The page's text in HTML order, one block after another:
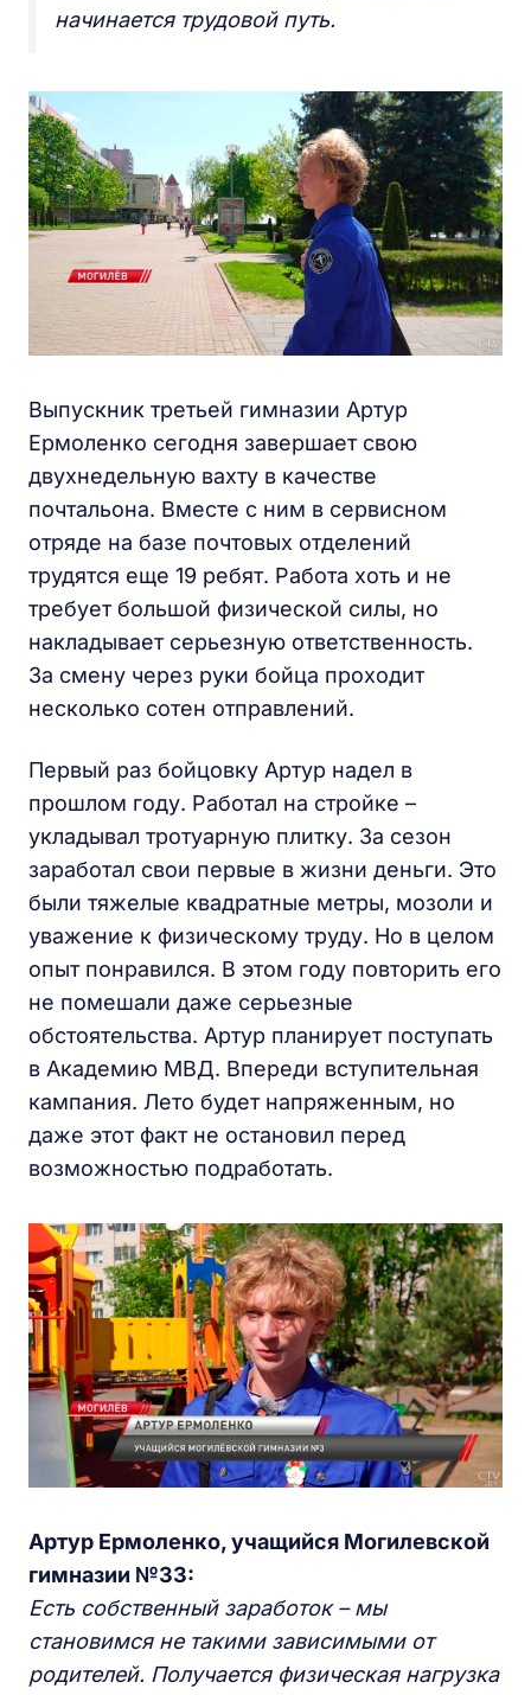
начинается трудовой путь.
Выпускник третьей гимназии Артур
Ермоленко сегодня завершает свою
двухнедельную вахту в качестве
почтальона. Вместе с ним в сервисном
отряде на базе почтовых отделений
трудятся еще 19 ребят. Работа хоть и не
требует большой физической силы, но
накладывает серьезную ответственность.
За смену через руки бойца проходит
несколько сотен отправлений.
Первый раз бойцовку Артур надел в
прошлом году. Работал на стройке –
укладывал тротуарную плитку. За сезон
заработал свои первые в жизни деньги. Это
были тяжелые квадратные метры, мозоли и
уважение к физическому труду. Но в целом
опыт понравился. В этом году повторить его
не помешали даже серьезные
обстоятельства. Артур планирует поступать
в Академию МВД. Впереди вступительная
кампания. Лето будет напряженным, но
даже этот факт не остановил перед
возможностью подработать.
Артур Ермоленко, учащийся Могилевской
гимназии №33:
Есть собственный заработок – мы
становимся не такими зависимыми от
родителей. Получается физическая нагрузка